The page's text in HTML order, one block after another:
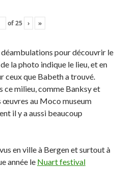
of25 › »
pour découvrir le
la photo indique le lieu, et en
ceux que Babeth a trouvé.
ce milieu, comme Banksy et
œuvres au Moco museum
il y a aussi beaucoup
en ville à Bergen et surtout à
année le Nuart festival